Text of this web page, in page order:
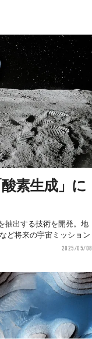
素生成」に
抽出する技術を開発。地
ど将来の宇宙ミッション
2025/05/08